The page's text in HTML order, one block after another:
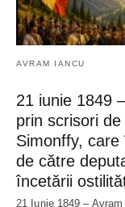
AVRAM IANCU
21 iunie 1849
prin scrisori
Simonffy,
de către
încetării
21 Iunie 1849 –